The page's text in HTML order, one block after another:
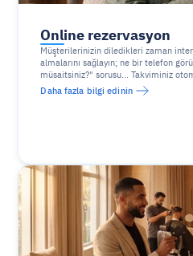
Online rezervasyon
Müşterilerinizin diledikleri zaman
almalarını sağlayın; ne bir telefon
müsaitsiniz?" sorusu... Takviminiz
Daha fazla bilgi edinin